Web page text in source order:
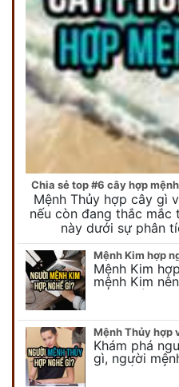
Chia sẻ top #6 cây hợp
Mệnh Thủy hợp cây gì
nếu còn đang thắc mắc
này dưới sự phân
Mệnh Kim
mệnh Kim
tiết người
Khám phá
gì, người
Chi tiết nghề